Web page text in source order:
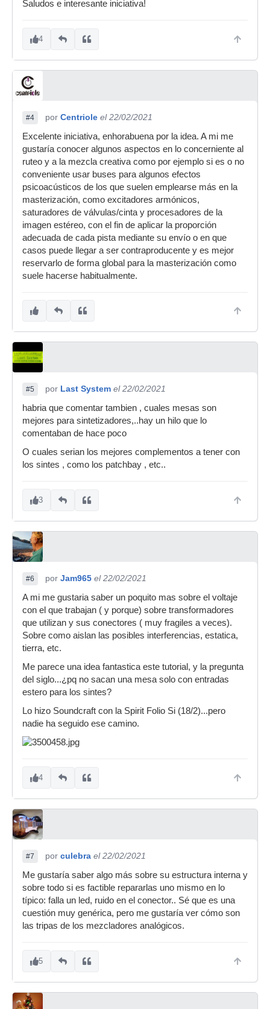
Saludos e interesante iniciativa!
4
#4 por Centriole el 22/02/2021
Excelente iniciativa, enhorabuena por la idea. A mi me
gustaría conocer algunos aspectos en lo concerniente al
ruteo y a la mezcla creativa como por ejemplo si es o no
conveniente usar buses para algunos efectos
psicoacústicos de los que suelen emplearse más en la
masterización, como excitadores armónicos,
saturadores de válvulas/cinta y procesadores de la
imagen estéreo, con el fin de aplicar la proporción
adecuada de cada pista mediante su envío o en que
casos puede llegar a ser contraproducente y es mejor
reservarlo de forma global para la masterización como
suele hacerse habitualmente.
#5 por Last System el 22/02/2021
habria que comentar tambien , cuales mesas son
mejores para sintetizadores,..hay un hilo que lo
comentaban de hace poco
O cuales serian los mejores complementos a tener con
los sintes , como los patchbay , etc..
3
#6 por Jam965 el 22/02/2021
A mi me gustaria saber un poquito mas sobre el voltaje
con el que trabajan ( y porque) sobre transformadores
que utilizan y sus conectores ( muy fragiles a veces).
Sobre como aislan las posibles interferencias, estatica,
tierra, etc.
Me parece una idea fantastica este tutorial, y la pregunta
del siglo...¿pq no sacan una mesa solo con entradas
estero para los sintes?
Lo hizo Soundcraft con la Spirit Folio Si (18/2)...pero
nadie ha seguido ese camino.
4
#7 por culebra el 22/02/2021
Me gustaría saber algo más sobre su estructura interna y
sobre todo si es factible repararlas uno mismo en lo
típico: falla un led, ruido en el conector.. Sé que es una
cuestión muy genérica, pero me gustaría ver cómo son
las tripas de los mezcladores analógicos.
5